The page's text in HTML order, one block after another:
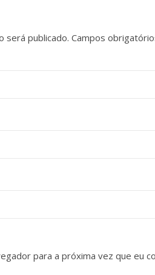
será publicado. Campos
para a próxima vez que eu